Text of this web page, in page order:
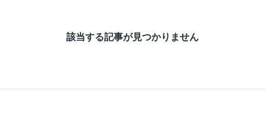
該当する記事が見つかりません